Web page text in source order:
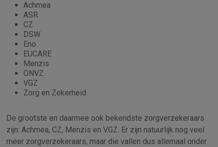
Achmea
ASR
CZ
DSW
Eno
EUCARE
Menzis
ONVZ
VGZ
Zorg en Zekerheid
De grootste en daarmee ook bekendste zorgverzekeraars
zijn: Achmea, CZ, Menzis en VGZ. Er zijn natuurlijk nog veel
meer zorgverzekeraars, maar die vallen dus allemaal onder